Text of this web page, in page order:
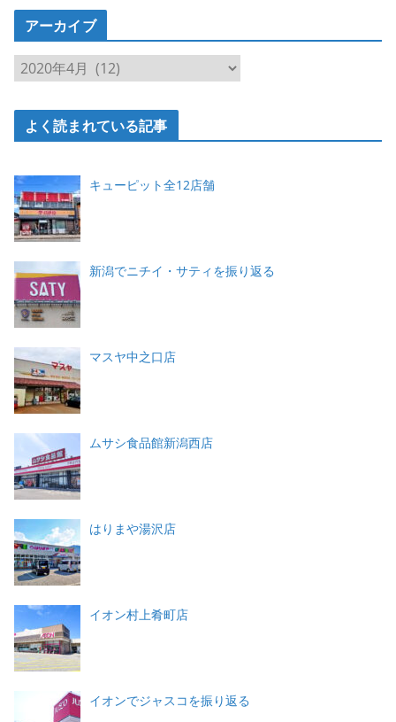
ゴ
ー
アーカイブ
ア
ー
カ
よく読まれている記事
キューピット全12店舗
新潟でニチイ・サティを振り返る
マスヤ中之口店
ムサシ食品館新潟西店
はりまや湯沢店
イオン村上肴町店
イオンでジャスコを振り返る